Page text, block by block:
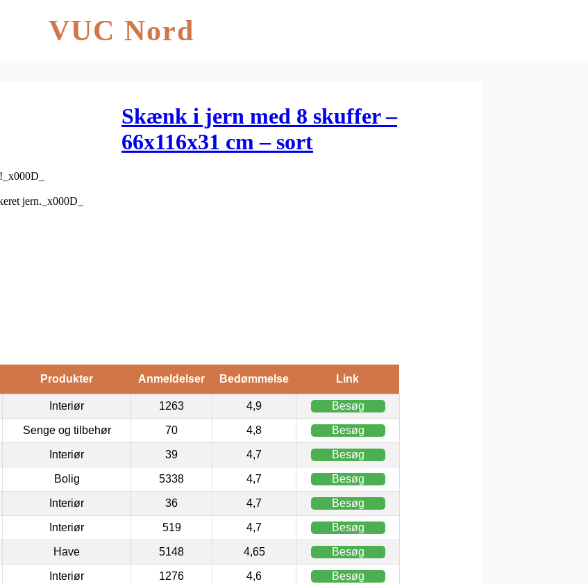
VUC Nord
Skænk i jern med 8 skuffer –
66x116x31 cm – sort
jern._x000D_
Produkter Anmeldelser Bedømmelse Link
Interiør 1263 4,9 Besøg
Senge og tilbehør 70 4,8 Besøg
Interiør 39 4,7 Besøg
Bolig 5338 4,7 Besøg
Interiør 36 4,7 Besøg
Interiør 519 4,7 Besøg
Have 5148 4,65 Besøg
Interiør 1276 4,6 Besøg